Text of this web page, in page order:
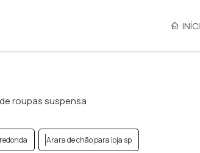
roupas suspensa
Arara de chão para loja sp